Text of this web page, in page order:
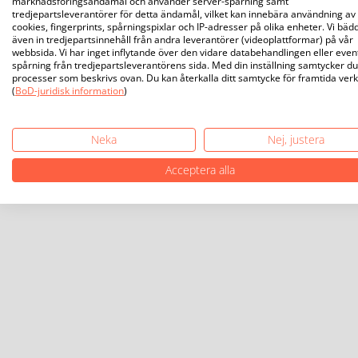
tredjepartsleverantörer för detta ändamål, vilket kan innebära användning av
cookies, fingerprints, spårningspixlar och IP-adresser på olika enheter. Vi
även in tredjepartsinnehåll från andra leverantörer (videoplattformar) på vår
webbsida. Vi har inget inflytande över den vidare databehandlingen eller
spårning från tredjepartsleverantörens sida. Med din inställning samtycker
processer som beskrivs ovan. Du kan återkalla ditt samtycke för framtida
(BoD-juridisk information)
Neka
Nej, justera
Acceptera alla